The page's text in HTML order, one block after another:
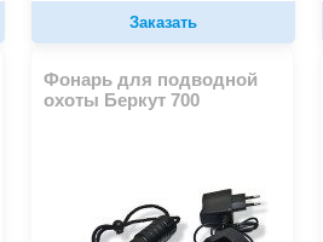
Заказать
Фонарь для подводной
охоты Беркут 700